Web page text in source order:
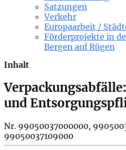
Satzungen
Verkehr
Europaarbeit /
Förderprojekte in
Bergen auf Rügen
Inhalt
und
Nr. 99050037000000,
99050037109000